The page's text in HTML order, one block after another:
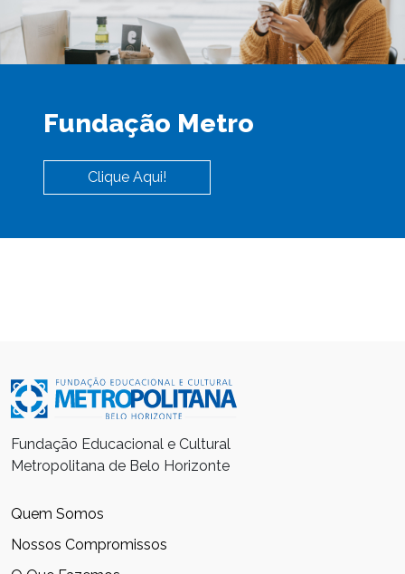
Fundação Metro
Clique Aqui!
Fundação Educacional e Cultural
Metropolitana de Belo Horizonte
Quem Somos
Nossos Compromissos